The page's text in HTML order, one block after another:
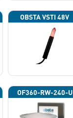
OBSTA VSTI 48V
OF360-RW-240-U